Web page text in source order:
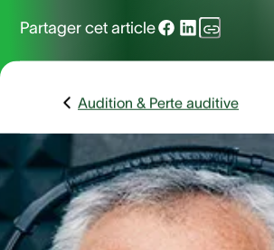
Partager cet article
Audition & Perte auditive
Votre audition vous inquiète ?
d’audition ou simple contrôle : autant
un ORL. Mais une question revient
d’un bilan auditif et quelle prise en